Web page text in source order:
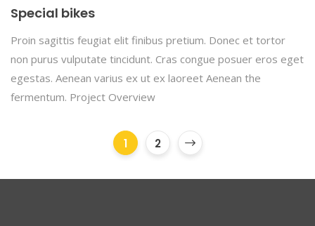
Special bikes
Proin sagittis feugiat elit finibus pretium. Donec et tortor
non purus vulputate tincidunt. Cras congue posuer eros eget
egestas. Aenean varius ex ut ex laoreet Aenean the
fermentum. Project Overview
1 2